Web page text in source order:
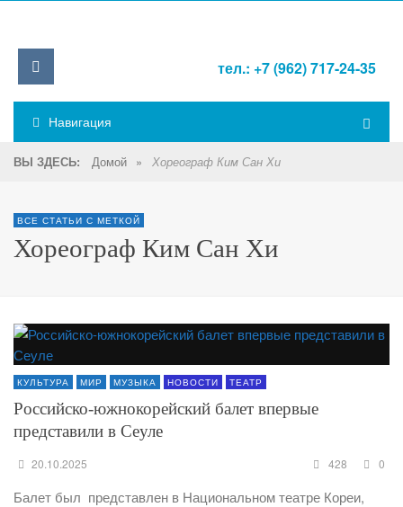
тел.: +7 (962) 717-24-35
Навигация
ВЫ ЗДЕСЬ: Домой » Хореограф Ким Сан Хи
ВСЕ СТАТЬИ С МЕТКОЙ
Хореограф Ким Сан Хи
КУЛЬТУРА МИР МУЗЫКА НОВОСТИ ТЕАТР
Российско-южнокорейский балет впервые
представили в Сеуле
20.10.2025 428 0
Балет был представлен в Национальном театре Кореи,